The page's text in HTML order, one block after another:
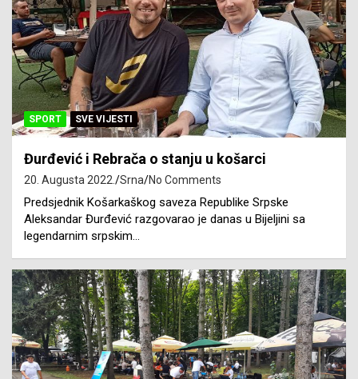
SPORT SVE VIJESTI
Đurđević i Rebrača o stanju u košarci
20. Augusta 2022. Srna No Comments
Predsjednik Košarkaškog saveza Republike Srpske
Aleksandar Đurđević razgovarao je danas u Bijeljini sa
legendarnim srpskim…